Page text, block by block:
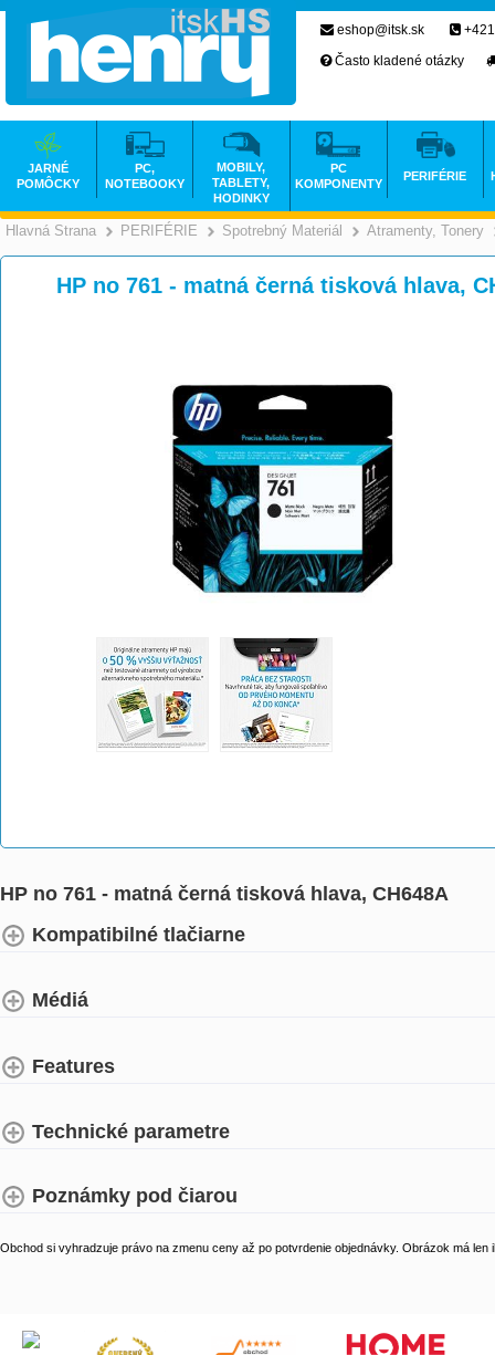
Hlavná Strana >
PERIFÉRIE >
Spotrebný Materiál >
Atramenty, Tonery
HP no 761 - matná černá tisková hlava,
HP no 761 - matná černá tisková hlava, CH648A
Kompatibilné tlačiarne
Médiá
Features
Technické parametre
Poznámky pod čiarou
Obchod si vyhradzuje právo na zmenu ceny až po potvrdenie objednávky. Obrázok má len
eshop@itsk.sk
Často kladené otázky
JARNÉ
POMÔCKY
PC,
NOTEBOOKY
MOBILY,
TABLETY,
HODINKY
PC
KOMPONENTY
PERIFÉRIE